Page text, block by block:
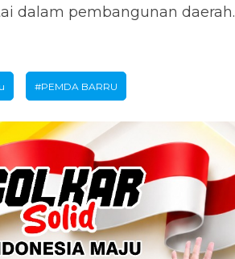
dalam pembangunan daerah.
#PEMDA BARRU